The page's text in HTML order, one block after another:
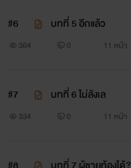
#6 บทที่ 5 อีกแล้ว
364 0 11 หน้า
#7 บทที่ 6 ไม่ลังเล
334 0 11 หน้า